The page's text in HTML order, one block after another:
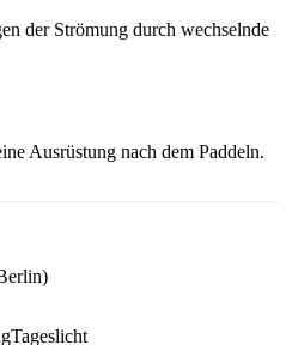
der Strömung durch wechselnde
Ausrüstung nach dem Paddeln.
Tageslicht